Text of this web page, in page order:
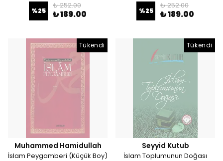
%25
₺ 252.00
₺ 189.00 %25
₺ 252.00
₺ 189.00
Tükendi
Muhammed Hamidullah
İslam Peygamberi (Küçük Boy)
Tükendi
Seyyid Kutub
İslam Toplumunun Doğası